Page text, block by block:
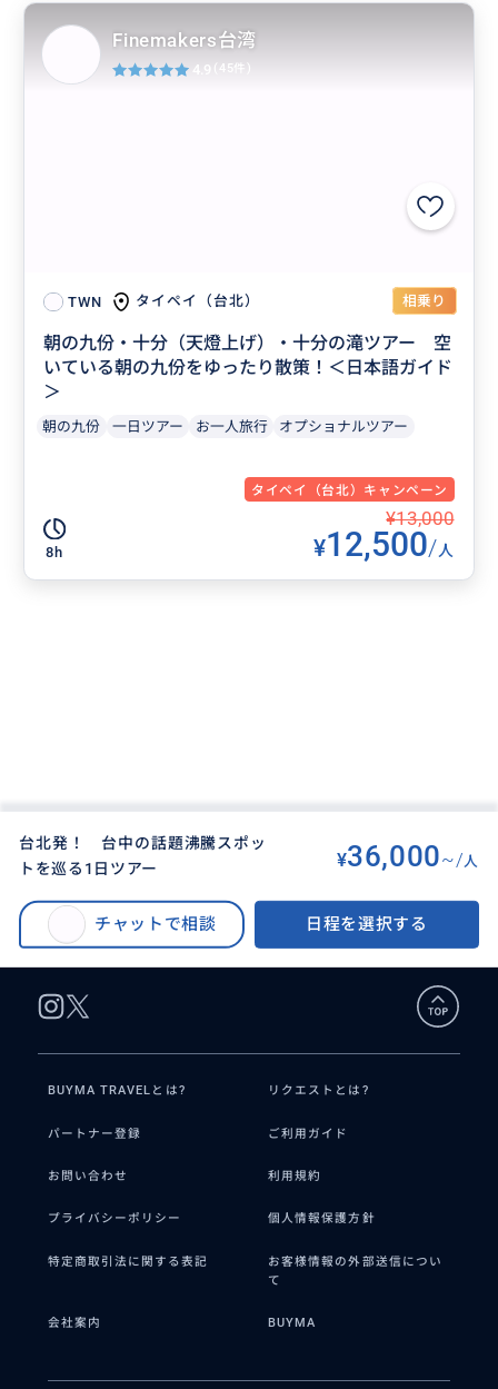
TWN タイペイ（台北） 相乗り
朝の九份・十分（天燈上げ）・十分の滝ツアー 空
いている朝の九份をゆったり散策！＜日本語ガイド
＞
朝の九份 一日ツアー お一人旅行 オプショナルツアー
タイペイ（台北）キャンペーン
8h
¥13,000
¥12,500/人
Finemakers台湾
4.9 (45件)
台北発！ 台中の話題沸騰スポッ
トを巡る1日ツアー
¥36,000~/ 人
チャットで相談 日程を選択する
台北発！ 台中の話題沸騰スポットを巡る1日ツアー
BUYMA TRAVELとは? リクエストとは?
パートナー登録 ご利用ガイド
お問い合わせ 利用規約
プライバシーポリシー 個人情報保護方針
特定商取引法に関する表記
お客様情報の外部送信につい
て
会社案内 BUYMA